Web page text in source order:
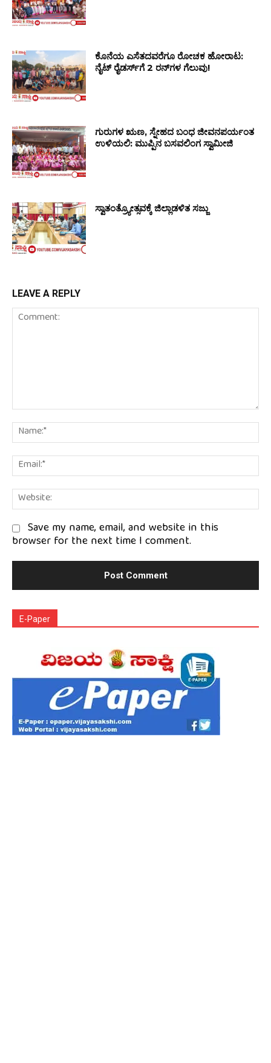
ಕೊನೆಯ ಎಸೆತದವರೆಗೂ ರೋಚಕ ಹೋರಾಟ:
ನೈಟ್ ರೈಡರ್ಸ್‌ಗೆ 2 ರನ್‌ಗಳ ಗೆಲುವು!
ಗುರುಗಳ ಋಣ, ಸ್ನೇಹದ ಬಂಧ ಜೀವನಪರ್ಯಂತ
ಉಳಿಯಲಿ: ಮುಪ್ಪಿನ ಬಸವಲಿಂಗ ಸ್ವಾಮೀಜಿ
ಸ್ವಾತಂತ್ರ್ಯೋತ್ಸವಕ್ಕೆ ಜಿಲ್ಲಾಡಳಿತ ಸಜ್ಜು
LEAVE A REPLY
Comment:
Save my name, email, and website in this
browser for the next time I comment.
E-Paper